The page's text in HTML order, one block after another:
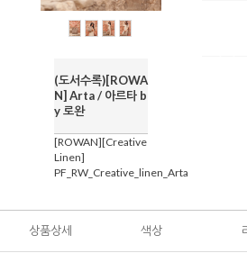
(도서수록)[ROWA
N] Arta / 아르타 b
y 로완
[ROWAN][Creative
Linen]
PF_RW_Creative_linen_Arta
상품상세 색상